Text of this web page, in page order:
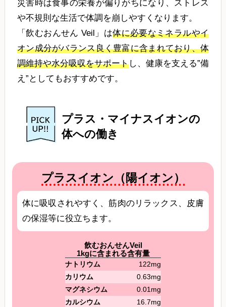
災害時は食事の栄養が偏りがちになり、ストレス
や不規則な生活で体調を崩しやすくなります。
「飲むおんせん Veil」は体に必要なミネラルやイ
オン成分がバランス良く豊富に含まれており、体
調維持や水分吸収をサポートし、健康を支える”備
え”としてもおすすめです。
プラス・マイナスイオンの
体への働き
プラスイオン（陽イオン）
体に吸収されやすく、筋肉のリラックス、皮膚
の保湿等に役立ちます。
飲むおんせんVeil
1kgに含まれる含有量
ナトリウム
122mg
カリウム
0.63mg
マグネシウム
0.01mg
カルシウム
16.7mg